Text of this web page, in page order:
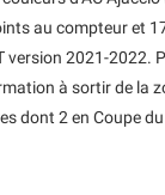
au compteur et
version 2021-2022.
à sortir de la
dont 2 en Coupe